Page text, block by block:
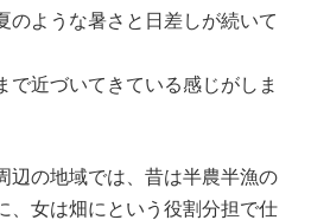
のような暑さと日差しが続いて
で近づいてきている感じがしま
辺の地域では、昔は半農半漁の
、女は畑にという役割分担で仕